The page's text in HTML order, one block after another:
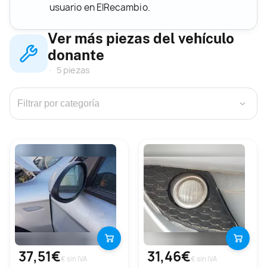
usuario en ElRecambio.
Ver más piezas del vehículo
donante
5 piezas
›
37,51€€ sin IVA 31,46€€ sin IVA